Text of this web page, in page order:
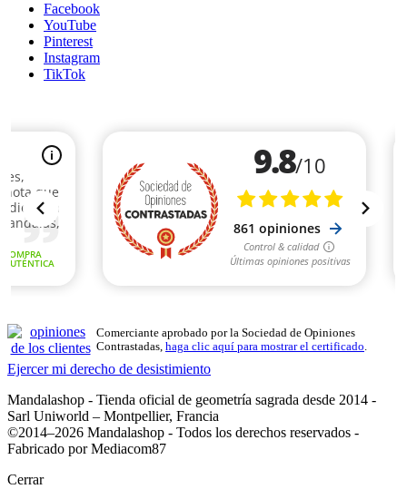
Facebook
YouTube
Pinterest
Instagram
TikTok
Comerciante aprobado por la Sociedad de Opiniones
Contrastadas, haga clic aquí para mostrar el certificado.
Ejercer mi derecho de desistimiento
Mandalashop - Tienda oficial de geometría sagrada desde 2014 -
Sarl Uniworld – Montpellier, Francia
©2014–2026 Mandalashop - Todos los derechos reservados -
Fabricado por Mediacom87
Cerrar